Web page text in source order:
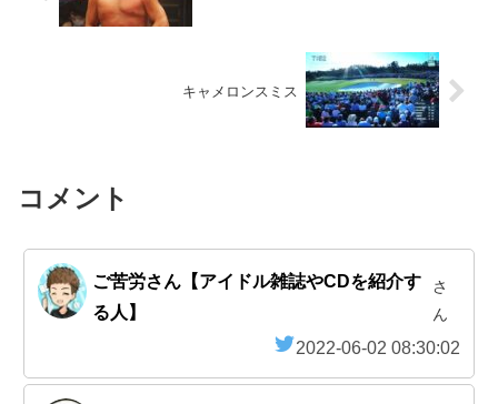
キャメロンスミス
コメント
ご苦労さん【アイドル雑誌やCDを紹介す
る人】
さ
ん
2022-06-02 08:30:02